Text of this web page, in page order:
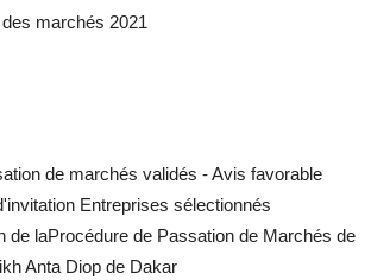
marchés 2021
de marchés validés - Avis favorable
Entreprises sélectionnés
de laProcédure de Passation de Marchés de
Anta Diop de Dakar